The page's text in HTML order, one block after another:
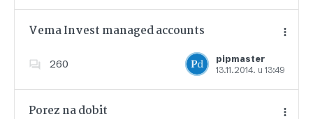
Vema Invest managed accounts
260
pipmaster
13.11.2014. u 13:49
Dodajte u favorite
Porez na dobit